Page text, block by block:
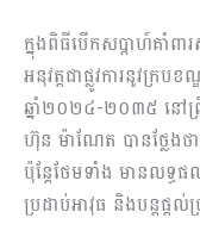
ក្នុងពិធីបើកសប្តាហ៍គាំព
អនុវត្តជាផ្លូវការនូវក្រ
ឆ្នាំ២០២៤-២០៣៥ នៅព្
ហ៊ុន ម៉ាណែត បានថ្លែងថ
ប៉ុន្តែថែមទាំង មានលទ្ធផ
ប្រដាប់អាវុធ និងបន្តផ្តល់